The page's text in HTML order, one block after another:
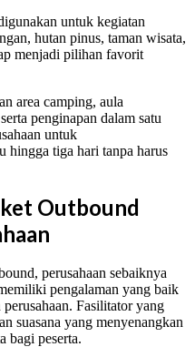
untuk kegiatan
hutan pinus, taman wisata,
menjadi pilihan favorit
area camping, aula
penginapan dalam satu
untuk
hingga tiga hari tanpa harus
Outbound
perusahaan sebaiknya
pengalaman yang baik
Fasilitator yang
suasana yang menyenangkan
bagi peserta.